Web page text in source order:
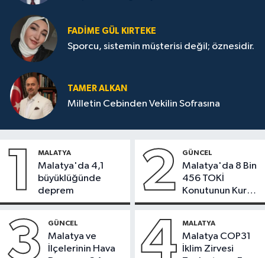
FADIME GÜL KIRTEKE
Sporcu, sistemin müşterisi değil; öznesidir.
TAMER ALKAN
Milletin Cebinden Vekilin Sofrasına
1 MALATYA
Malatya'da 4,1
büyüklüğünde
deprem
2 GÜNCEL
Malatya'da 8 Bin
456 TOKİ
Konutunun Kurası
Bugün Çekiliyor
3 GÜNCEL
Malatya ve
İlçelerinin Hava
4 MALATYA
Malatya COP31
İklim Zirvesi